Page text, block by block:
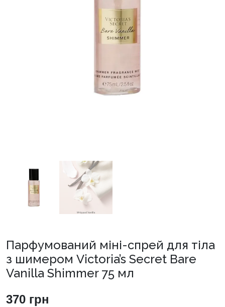
Парфумований міні-спрей для тіла
з шимером Victoria’s Secret Bare
Vanilla Shimmer 75 мл
370 грн